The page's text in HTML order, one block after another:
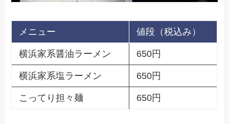
メニュー 値段（税込み）
横浜家系醤油ラーメン 650円
横浜家系塩ラーメン 650円
こってり担々麺 650円